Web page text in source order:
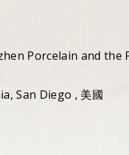
Porcelain and
San Diego , 美國